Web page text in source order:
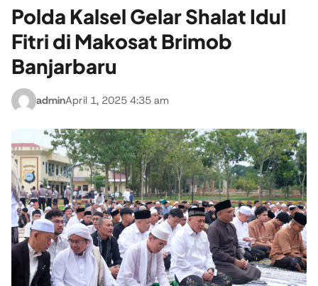
Polda Kalsel Gelar Shalat Idul
Fitri di Makosat Brimob
Banjarbaru
adminApril 1, 2025 4:35 am